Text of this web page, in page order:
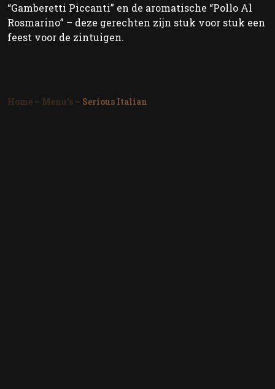
“Gamberetti Piccanti” en de aromatische “Pollo Al
Rosmarino” – deze gerechten zijn stuk voor stuk een
feest voor de zintuigen.
Home – Menu's – Serious Italian